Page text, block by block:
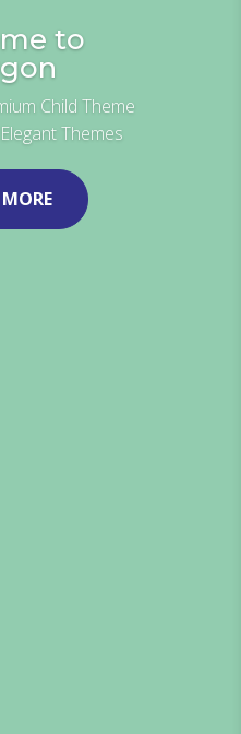
to
Child Theme
Themes